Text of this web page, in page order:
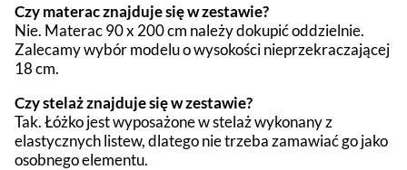
Czy materac znajduje się w zestawie?
Nie. Materac 90 x 200 cm należy dokupić oddzielnie.
Zalecamy wybór modelu o wysokości nieprzekraczającej
18 cm.
Czy stelaż znajduje się w zestawie?
Tak. Łóżko jest wyposażone w stelaż wykonany z
elastycznych listew, dlatego nie trzeba zamawiać go jako
osobnego elementu.